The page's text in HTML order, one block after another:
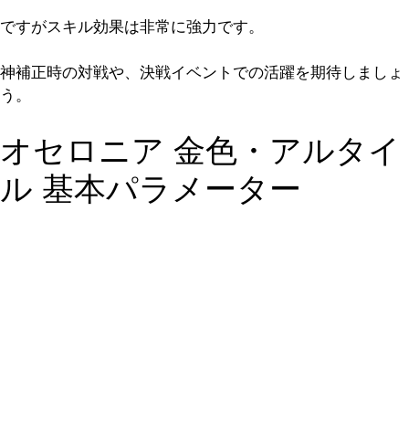
ですがスキル効果は非常に強力です。
神補正時の対戦や、決戦イベントでの活躍を期待しましょ
う。
オセロニア 金色・アルタイ
ル 基本パラメーター